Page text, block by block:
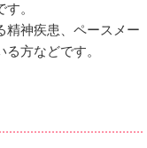
。
精神疾患、ペースメー
方などです。